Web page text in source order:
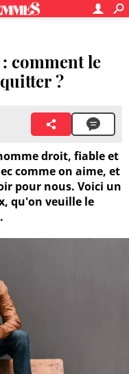
comment le
?
droit, fiable et
comme on aime, et
pour nous. Voici un
qu'on veuille le